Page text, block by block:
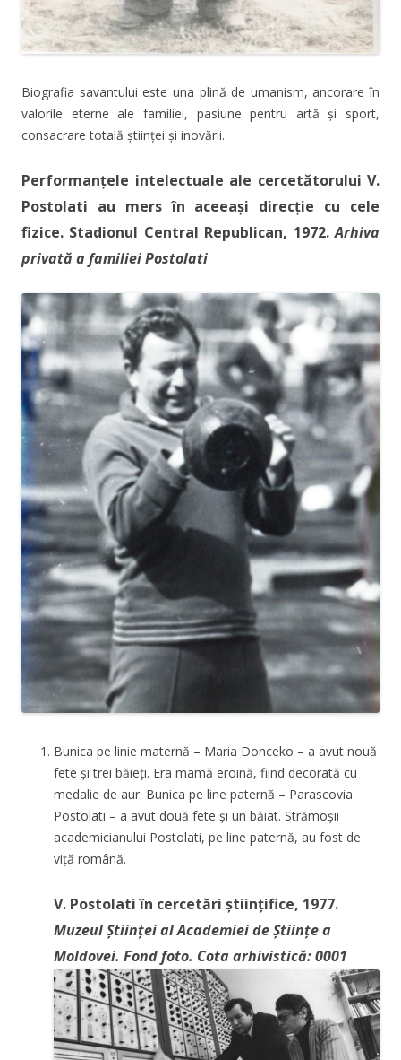
Biografia savantului este una plină de umanism, ancorare în
valorile eterne ale familiei, pasiune pentru artă și sport,
consacrare totală științei și inovării.
Performanțele intelectuale ale cercetătorului V.
Postolati au mers în aceeași direcție cu cele
fizice. Stadionul Central Republican, 1972.Arhiva
privată a familiei Postolati
Bunica pe linie maternă – Maria Donceko – a avut nouă
fete și trei băieți. Era mamă eroină, fiind decorată cu
medalie de aur. Bunica pe line paternă – Parascovia
Postolati – a avut două fete și un băiat. Strămoșii
academicianului Postolati, pe line paternă, au fost de
viță română.
V. Postolati în cercetări științifice, 1977.
Muzeul Științei al Academiei de Științe a
Moldovei. Fond foto. Cota arhivistică: 0001